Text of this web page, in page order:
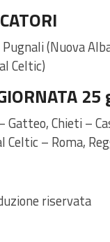
Pugnali (Nuova
Celtic)
Gatteo, Chieti –
Celtic – Roma,
riservata